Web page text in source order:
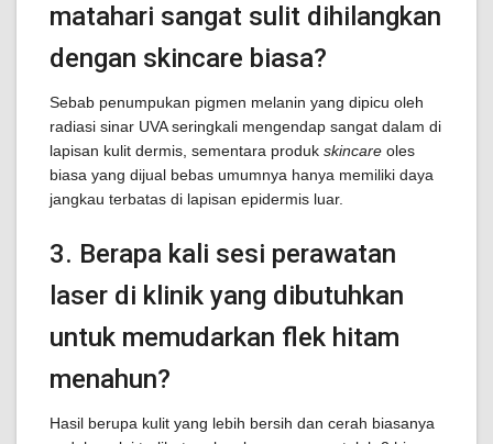
matahari sangat sulit dihilangkan
dengan skincare biasa?
Sebab penumpukan pigmen melanin yang dipicu oleh
radiasi sinar UVA seringkali mengendap sangat dalam di
lapisan kulit dermis, sementara produk skincare oles
biasa yang dijual bebas umumnya hanya memiliki daya
jangkau terbatas di lapisan epidermis luar.
3. Berapa kali sesi perawatan
laser di klinik yang dibutuhkan
untuk memudarkan flek hitam
menahun?
Hasil berupa kulit yang lebih bersih dan cerah biasanya